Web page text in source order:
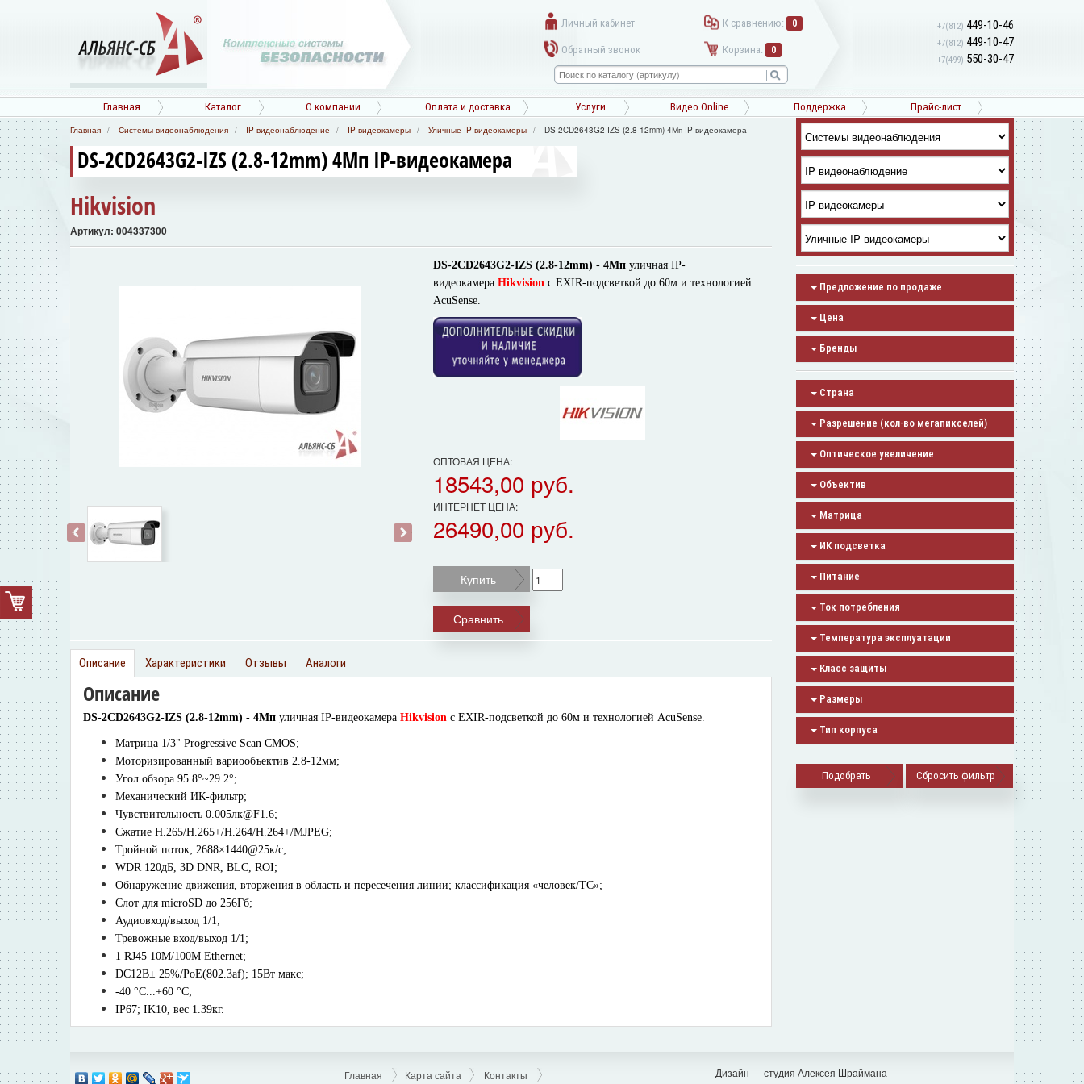
Личный кабинет К сравнению: 0
Обратный звонок Корзина: 0
+7(812) 449-10-46
+7(812) 449-10-47
+7(499) 550-30-47
Главная Каталог О компании Оплата и доставка Услуги Видео Online Поддержка Прайс-лист
Главная Системы видеонаблюдения IP видеонаблюдение IP видеокамеры Уличные IP видеокамеры DS-2CD2643G2-IZS (2.8-12mm) 4Мп IP-видеокамера
DS-2CD2643G2-IZS (2.8-12mm) 4Мп IP-видеокамера
Hikvision
Артикул: 004337300
‹ ›
DS-2CD2643G2-IZS (2.8-12mm) - 4Мп уличная IP-
видеокамера Hikvision с EXIR-подсветкой до 60м и технологией
AcuSense.
ОПТОВАЯ ЦЕНА:
18543,00 руб.
ИНТЕРНЕТ ЦЕНА:
26490,00 руб.
Купить
Сравнить
Описание Характеристики Отзывы Аналоги
Описание
DS-2CD2643G2-IZS (2.8-12mm) - 4Мп уличная IP-видеокамера Hikvision с EXIR-подсветкой до 60м и технологией AcuSense
Матрица 1/3" Progressive Scan CMOS;
Моторизированный вариообъектив 2.8-12мм;
Угол обзора 95.8°~29.2°;
Механический ИК-фильтр;
Чувствительность 0.005лк@F1.6;
Сжатие H.265/H.265+/H.264/H.264+/MJPEG;
Тройной поток; 2688×1440@25к/с;
WDR 120дБ, 3D DNR, BLC, ROI;
Обнаружение движения, вторжения в область и пересечения линии; классификация «человек/ТС»;
Слот для microSD до 256Гб;
Аудиовход/выход 1/1;
Тревожные вход/выход 1/1;
1 RJ45 10M/100M Ethernet;
DC12В± 25%/PoE(802.3af); 15Вт макс;
-40 °C...+60 °C;
IP67; IK10, вес 1.39кг.
Предложение по продаже
Цена
Бренды
Страна
Разрешение (кол-во мегапикселей)
Оптическое увеличение
Объектив
Матрица
ИК подсветка
Питание
Ток потребления
Температура эксплуатации
Класс защиты
Размеры
Тип корпуса
Сбросить фильтр
Главная Карта сайта Контакты Дизайн — студия Алексея Шраймана